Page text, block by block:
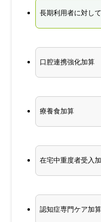
長期利用者に対し
口腔連携強化加算
療養食加算
在宅中重度者受入
認知症専門ケア加